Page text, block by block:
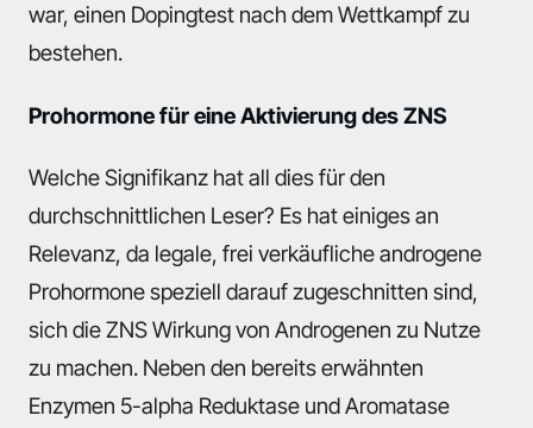
war, einen Dopingtest nach dem Wettkampf zu
bestehen.
Prohormone für eine Aktivierung des ZNS
Welche Signifikanz hat all dies für den
durchschnittlichen Leser? Es hat einiges an
Relevanz, da legale, frei verkäufliche androgene
Prohormone speziell darauf zugeschnitten sind,
sich die ZNS Wirkung von Androgenen zu Nutze
zu machen. Neben den bereits erwähnten
Enzymen 5-alpha Reduktase und Aromatase